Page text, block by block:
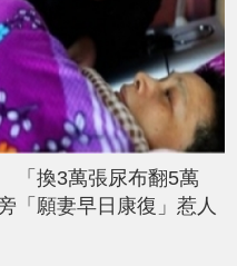
「換3萬張尿布翻5萬
「願妻早日康復」惹人